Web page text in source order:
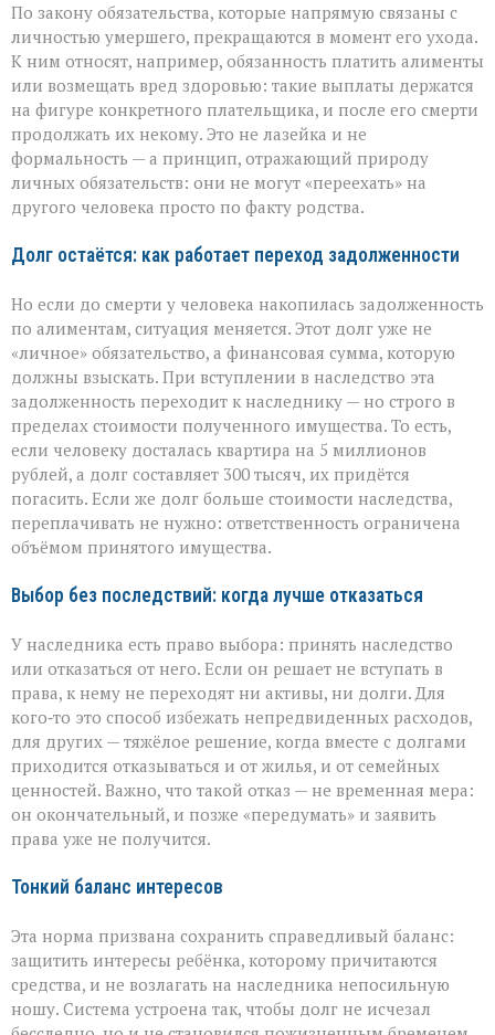
По закону обязательства, которые напрямую связаны с
личностью умершего, прекращаются в момент его ухода.
К ним относят, например, обязанность платить алименты
или возмещать вред здоровью: такие выплаты держатся
на фигуре конкретного плательщика, и после его смерти
продолжать их некому. Это не лазейка и не
формальность — а принцип, отражающий природу
личных обязательств: они не могут «переехать» на
другого человека просто по факту родства.
Долг остаётся: как работает переход задолженности
Но если до смерти у человека накопилась задолженность
по алиментам, ситуация меняется. Этот долг уже не
«личное» обязательство, а финансовая сумма, которую
должны взыскать. При вступлении в наследство эта
задолженность переходит к наследнику — но строго в
пределах стоимости полученного имущества. То есть,
если человеку досталась квартира на 5 миллионов
рублей, а долг составляет 300 тысяч, их придётся
погасить. Если же долг больше стоимости наследства,
переплачивать не нужно: ответственность ограничена
объёмом принятого имущества.
Выбор без последствий: когда лучше отказаться
У наследника есть право выбора: принять наследство
или отказаться от него. Если он решает не вступать в
права, к нему не переходят ни активы, ни долги. Для
кого‑то это способ избежать непредвиденных расходов,
для других — тяжёлое решение, когда вместе с долгами
приходится отказываться и от жилья, и от семейных
ценностей. Важно, что такой отказ — не временная мера:
он окончательный, и позже «передумать» и заявить
права уже не получится.
Тонкий баланс интересов
Эта норма призвана сохранить справедливый баланс:
защитить интересы ребёнка, которому причитаются
средства, и не возлагать на наследника непосильную
ношу. Система устроена так, чтобы долг не исчезал